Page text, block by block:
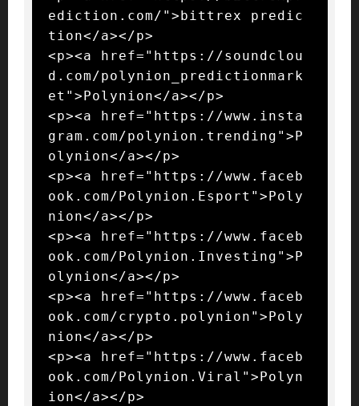
ediction.com/">bittrex predic
tion</a></p>
<p><a href="https://soundclou
d.com/polynion_predictionmark
et">Polynion</a></p>
<p><a href="https://www.insta
gram.com/polynion.trending">P
olynion</a></p>
<p><a href="https://www.faceb
ook.com/Polynion.Esport">Poly
nion</a></p>
<p><a href="https://www.faceb
ook.com/Polynion.Investing">P
olynion</a></p>
<p><a href="https://www.faceb
ook.com/crypto.polynion">Poly
nion</a></p>
<p><a href="https://www.faceb
ook.com/Polynion.Viral">Polyn
ion</a></p>